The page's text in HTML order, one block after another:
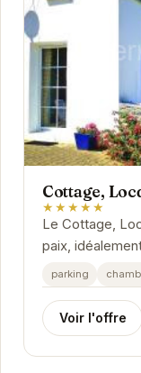
Cottage,
★★★★★
Le Cottage,
paix,
charmes de la
parking
Voir l'offre